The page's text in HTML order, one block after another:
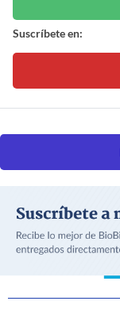
Suscríbete en: